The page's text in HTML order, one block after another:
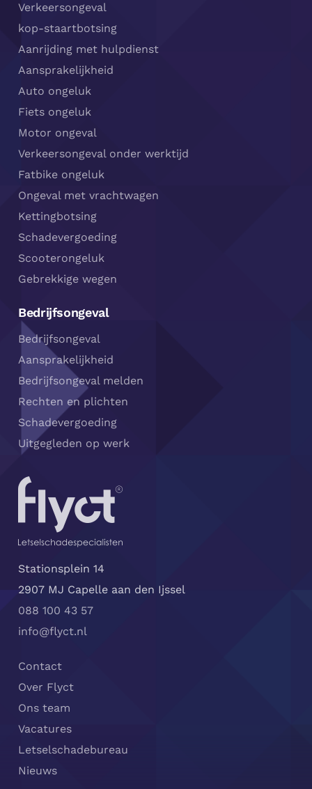
Verkeersongeval
kop-staartbotsing
Aanrijding met hulpdienst
Aansprakelijkheid
Auto ongeluk
Fiets ongeluk
Motor ongeval
Verkeersongeval onder werktijd
Fatbike ongeluk
Ongeval met vrachtwagen
Kettingbotsing
Schadevergoeding
Scooterongeluk
Gebrekkige wegen
Bedrijfsongeval
Bedrijfsongeval
Aansprakelijkheid
Bedrijfsongeval melden
Rechten en plichten
Schadevergoeding
Uitgegleden op werk
Stationsplein 14
2907 MJ Capelle aan den Ijssel
088 100 43 57
info@flyct.nl
Contact
Over Flyct
Ons team
Vacatures
Letselschadebureau
Nieuws